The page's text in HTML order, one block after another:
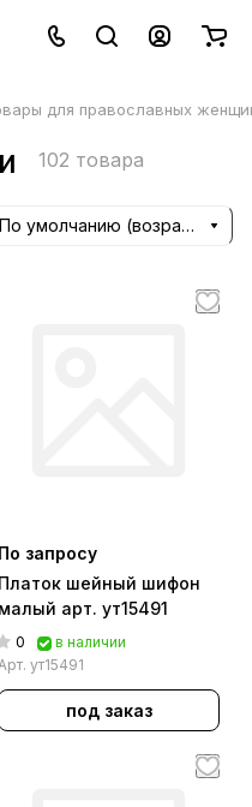
для православных
102 товара
По умолчанию (возрастание)
По запросу
Платок шейный шифон
малый арт. ут15491
0
в наличии
ут15491
под заказ